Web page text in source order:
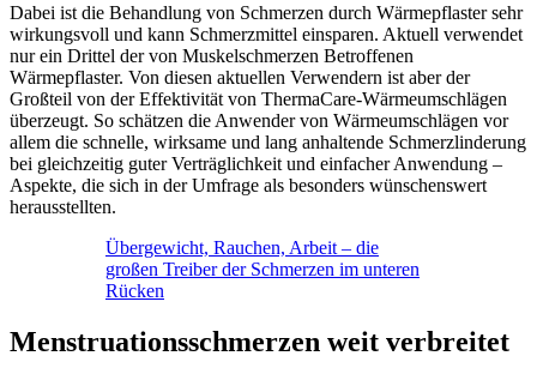
Dabei ist die Behandlung von Schmerzen durch Wärmepflaster sehr
wirkungsvoll und kann Schmerzmittel einsparen. Aktuell verwendet
nur ein Drittel der von Muskelschmerzen Betroffenen
Wärmepflaster. Von diesen aktuellen Verwendern ist aber der
Großteil von der Effektivität von ThermaCare-Wärmeumschlägen
überzeugt. So schätzen die Anwender von Wärmeumschlägen vor
allem die schnelle, wirksame und lang anhaltende Schmerzlinderung
bei gleichzeitig guter Verträglichkeit und einfacher Anwendung –
Aspekte, die sich in der Umfrage als besonders wünschenswert
herausstellten.
Übergewicht, Rauchen, Arbeit – die
großen Treiber der Schmerzen im unteren
Rücken
Menstruationsschmerzen weit verbreitet